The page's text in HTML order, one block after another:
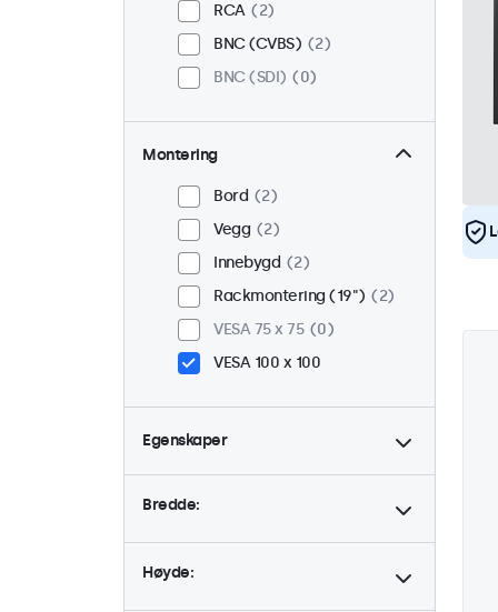
RCA
2
BNC (CVBS)
2
BNC (SDI)
0
Montering
Bord
2
Vegg
2
Innebygd
2
Rackmontering (19")
2
VESA 75 x 75
0
VESA 100 x 100
Egenskaper
4:3 / 5:4
1
Dimbar
2
24/7 bruk
2
Bredde:
Høyde: